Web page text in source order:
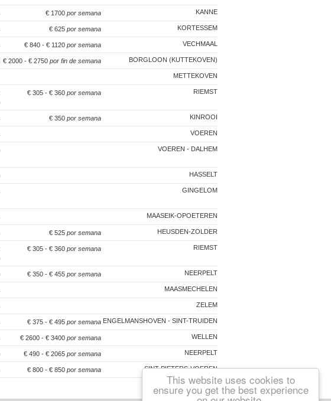
This website uses cookies to
ensure you get the best experience
KANNE
€ 1700 por semana
KORTESSEM
€ 625 por semana
VECHMAAL
€ 840 - € 1120 por semana
BORGLOON (KUTTEKOVEN)
€ 2000 - € 2750 por fin de semana
METTEKOVEN
RIEMST
€ 305 - € 360 por semana
KINROOI
€ 350 por semana
VOEREN
VOEREN - DALHEM
HASSELT
GINGELOM
MAASEIK-OPOETEREN
HEUSDEN-ZOLDER
€ 525 por semana
RIEMST
€ 305 - € 360 por semana
NEERPELT
€ 350 - € 455 por semana
MAASMECHELEN
ZELEM
ENGELMANSHOVEN - SINT-TRUIDEN
€ 375 - € 495 por semana
WELLEN
€ 2600 - € 3400 por semana
NEERPELT
€ 490 - € 2065 por semana
SINT-PIETERS-VOEREN
€ 800 - € 850 por semana